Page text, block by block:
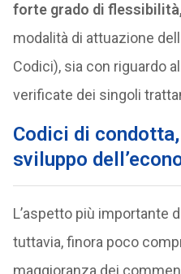
forte grado di
modalità di attuazione
Codici), sia con riguardo
verificate dei singoli
Codici di
sviluppo
L’aspetto più importante
tuttavia, finora poco
maggioranza dei